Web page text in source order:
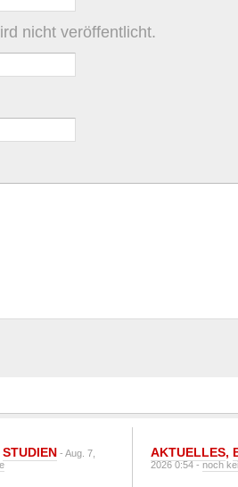
nicht veröffentlicht.
STUDIEN - Aug. 7,
AKTUELLES,
2026 0:54 -noch